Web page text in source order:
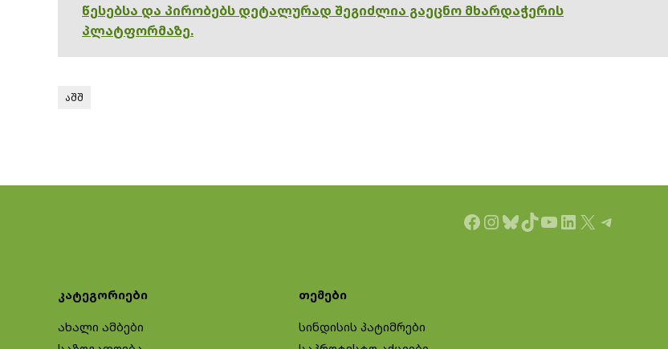
წესებსა და პირობებს დეტალურად შეგიძლია გაეცნო მხარდაჭერის
პლატფორმაზე.
აშშ
Facebook
Instagram
Bluesky
TikTok
YouTube
LinkedIn
X Telegram
კატეგორიები
ახალი ამბები
თემები
სინდისის პატიმრები